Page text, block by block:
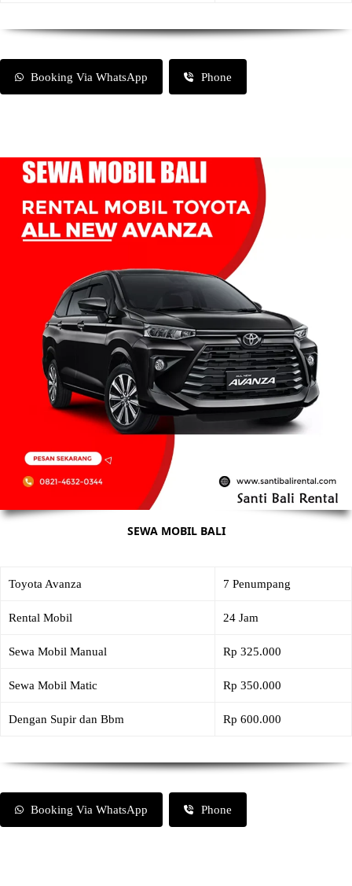
Booking Via WhatsApp Phone
SEWA MOBIL BALI
Toyota Avanza 7 Penumpang
Rental Mobil 24 Jam
Sewa Mobil Manual Rp 325.000
Sewa Mobil Matic Rp 350.000
Dengan Supir dan Bbm Rp 600.000
Booking Via WhatsApp Phone